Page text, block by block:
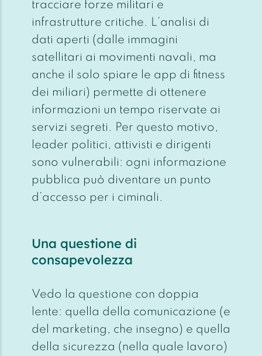
tracciare forze militari e
infrastrutture critiche. L’analisi di
dati aperti (dalle immagini
satellitari ai movimenti navali, ma
anche il solo spiare le app di fitness
dei miliari) permette di ottenere
informazioni un tempo riservate ai
servizi segreti. Per questo motivo,
leader politici, attivisti e dirigenti
sono vulnerabili: ogni informazione
pubblica può diventare un punto
d’accesso per i ciminali.
Una questione di
consapevolezza
Vedo la questione con doppia
lente: quella della comunicazione (e
del marketing, che insegno) e quella
della sicurezza (nella quale lavoro)